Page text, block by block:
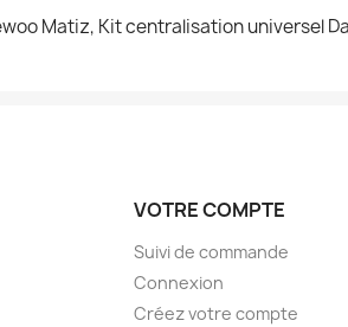
Matiz, Kit centralisation universel
VOTRE COMPTE
Suivi de commande
Connexion
Créez votre compte